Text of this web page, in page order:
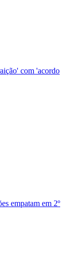
com 'acordo
empatam em 2º